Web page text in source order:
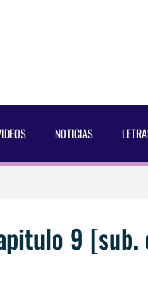
NOTICIAS
9 [sub.